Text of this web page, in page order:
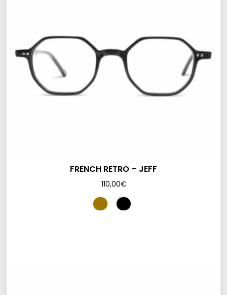
FRENCH RETRO – JEFF
110,00€